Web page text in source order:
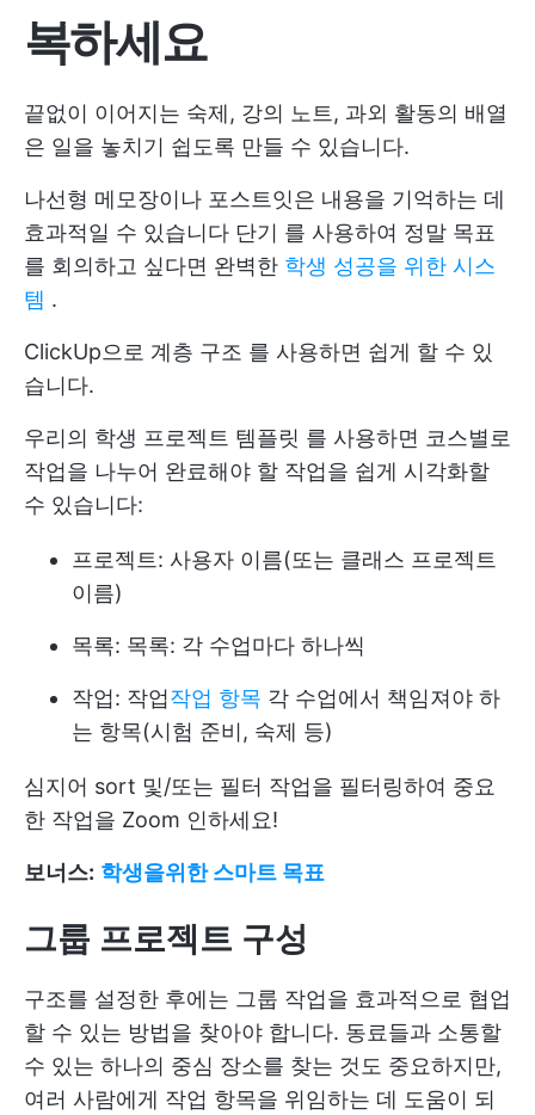
복하세요
끝없이 이어지는 숙제, 강의 노트, 과외 활동의 배열
은 일을 놓치기 쉽도록 만들 수 있습니다.
나선형 메모장이나 포스트잇은 내용을 기억하는 데
효과적일 수 있습니다 단기 를 사용하여 정말 목표
를 회의하고 싶다면 완벽한 학생 성공을 위한 시스
템 .
ClickUp으로 계층 구조 를 사용하면 쉽게 할 수 있
습니다.
우리의 학생 프로젝트 템플릿 를 사용하면 코스별로
작업을 나누어 완료해야 할 작업을 쉽게 시각화할
수 있습니다:
프로젝트: 사용자 이름(또는 클래스 프로젝트
이름)
목록: 목록: 각 수업마다 하나씩
작업: 작업작업 항목 각 수업에서 책임져야 하
는 항목(시험 준비, 숙제 등)
심지어 sort 및/또는 필터 작업을 필터링하여 중요
한 작업을 Zoom 인하세요!
보너스: 학생을위한 스마트 목표
그룹 프로젝트 구성
구조를 설정한 후에는 그룹 작업을 효과적으로 협업
할 수 있는 방법을 찾아야 합니다. 동료들과 소통할
수 있는 하나의 중심 장소를 찾는 것도 중요하지만,
여러 사람에게 작업 항목을 위임하는 데 도움이 되